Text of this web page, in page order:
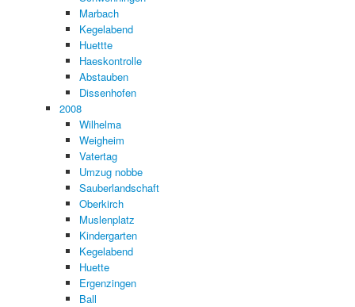
Marbach
Kegelabend
Huettte
Haeskontrolle
Abstauben
Dissenhofen
2008
Wilhelma
Weigheim
Vatertag
Umzug nobbe
Sauberlandschaft
Oberkirch
Muslenplatz
Kindergarten
Kegelabend
Huette
Ergenzingen
Ball